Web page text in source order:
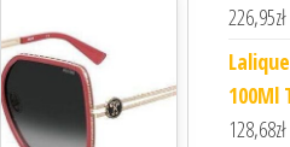
226,95zł
100Ml
128,68zł